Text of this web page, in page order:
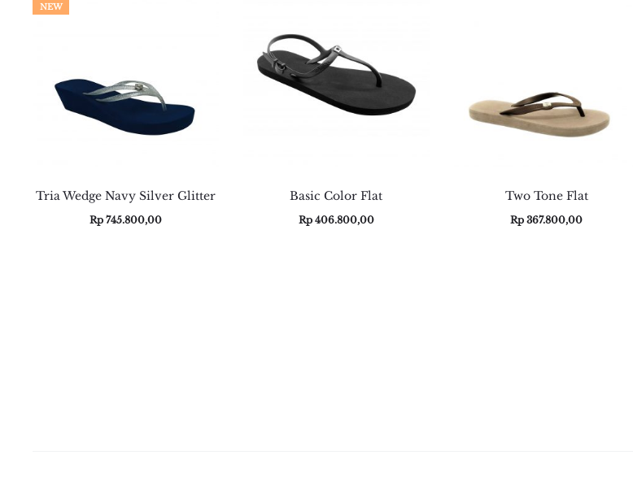
NEW
Tria Wedge Navy Silver Glitter
Rp745.800,00
Basic Color Flat
Rp406.800,00
Two Tone Flat
Rp 367.800,00